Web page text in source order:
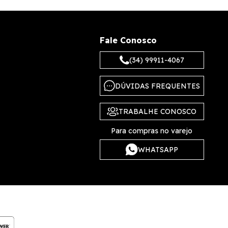
Fale Conosco
(34) 99911-4067
DÚVIDAS FREQUENTES
TRABALHE CONOSCO
Para compras no varejo
WHATSAPP